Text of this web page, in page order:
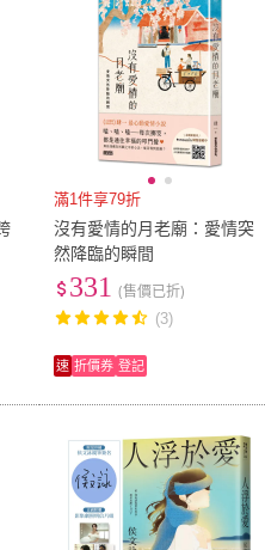
滿1件享79折
沒有愛情的月老廟：愛情突
然降臨的瞬間
331 (售價已折)
(3)
速 折價券 登記